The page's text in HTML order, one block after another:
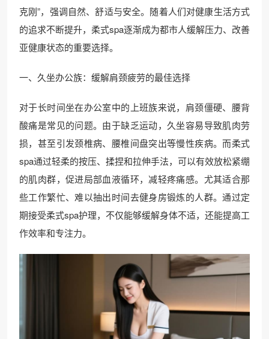
克刚”，强调自然、舒适与安全。随着人们对健康生活方式
的追求不断提升，柔式spa逐渐成为都市人缓解压力、改善
亚健康状态的重要选择。
一、久坐办公族：缓解肩颈疲劳的最佳选择
对于长时间坐在办公室中的上班族来说，肩颈僵硬、腰背
酸痛是常见的问题。由于缺乏运动，久坐容易导致肌肉劳
损，甚至引发颈椎病、腰椎间盘突出等慢性疾病。而柔式
spa通过轻柔的按压、揉捏和拉伸手法，可以有效放松紧绷
的肌肉群，促进局部血液循环，减轻疼痛感。尤其适合那
些工作繁忙、难以抽出时间去健身房锻炼的人群。通过定
期接受柔式spa护理，不仅能够缓解身体不适，还能提高工
作效率和专注力。